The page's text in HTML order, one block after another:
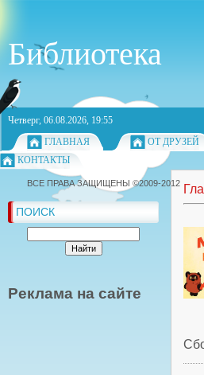
Библиотека
Четверг, 06.08.2026, 19:55
ГЛАВНАЯ
ОТ ДРУЗЕЙ
КОНТАКТЫ
ПОИСК
Реклама на сайте
ВСЕ ПРАВА ЗАЩИЩЕНЫ ©2009-2012